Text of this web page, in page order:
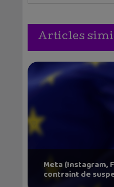
Articles
Meta (Instagram,
contraint de